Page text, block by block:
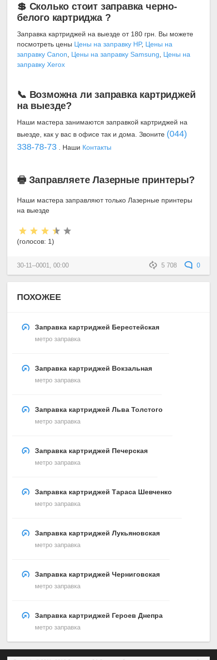
💲 Сколько стоит заправка черно-
белого картриджа ?
Заправка картриджей на выезде от 180 грн. Вы можете
посмотреть цены Цены на заправку HP, Цены на
заправку Canon
Цены на заправку Samsung
Цены на
заправку Xerox
📞 Возможна ли заправка картриджей
на выезде?
Наши мастера занимаются заправкой картриджей на
выезде, как у вас в офисе так и дома. Звоните (044)
338-78-73 . Наши Контакты
🖶 Заправляете Лазерные принтеры?
Наши мастера заправляют только Лазерные принтеры
на выезде
Рейтинг:
(голосов: 1)
5 708 0
30-11--0001, 00:00
ПОХОЖЕЕ
Заправка картриджей Берестейская
метро заправка
Заправка картриджей Вокзальная
метро заправка
Заправка картриджей Льва Толстого
метро заправка
Заправка картриджей Печерская
метро заправка
Заправка картриджей Тараса Шевченко
метро заправка
Заправка картриджей Лукьяновская
метро заправка
Заправка картриджей Черниговская
метро заправка
Заправка картриджей Героев Днепра
метро заправка